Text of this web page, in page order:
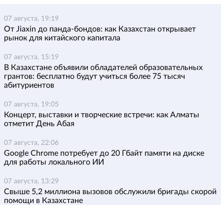
07 августа, 19:19
От Jiaxin до панда-бондов: как Казахстан открывает
рынок для китайского капитала
07 августа, 15:19
В Казахстане объявили обладателей образовательных
грантов: бесплатно будут учиться более 75 тысяч
абитуриентов
07 августа, 19:05
Концерт, выставки и творческие встречи: как Алматы
отметит День Абая
07 августа, 22:06
Google Chrome потребует до 20 Гбайт памяти на диске
для работы локального ИИ
07 августа, 13:29
Свыше 5,2 миллиона вызовов обслужили бригады скорой
помощи в Казахстане